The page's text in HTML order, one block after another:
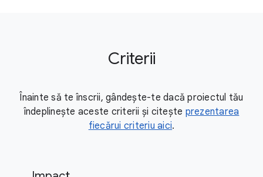
Criterii
Înainte să te înscrii, gândește-te dacă proiectul tău
îndeplinește aceste criterii și citește prezentarea
fiecărui criteriu aici.